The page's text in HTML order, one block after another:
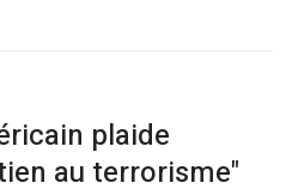
plaide
au terrorisme"